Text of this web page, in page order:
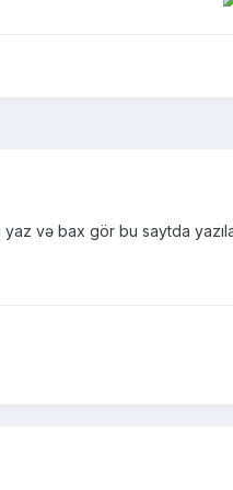
yaz və bax gör bu saytda